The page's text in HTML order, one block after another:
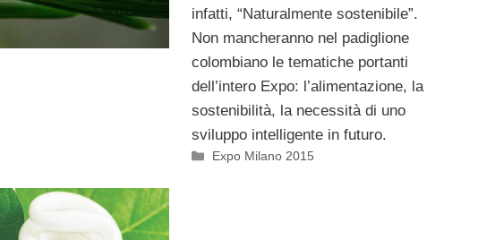
infatti, “Naturalmente sostenibile”.
Non mancheranno nel padiglione
colombiano le tematiche portanti
dell’intero Expo: l’alimentazione, la
sostenibilità, la necessità di uno
sviluppo intelligente in futuro.
Categorie
Expo Milano 2015